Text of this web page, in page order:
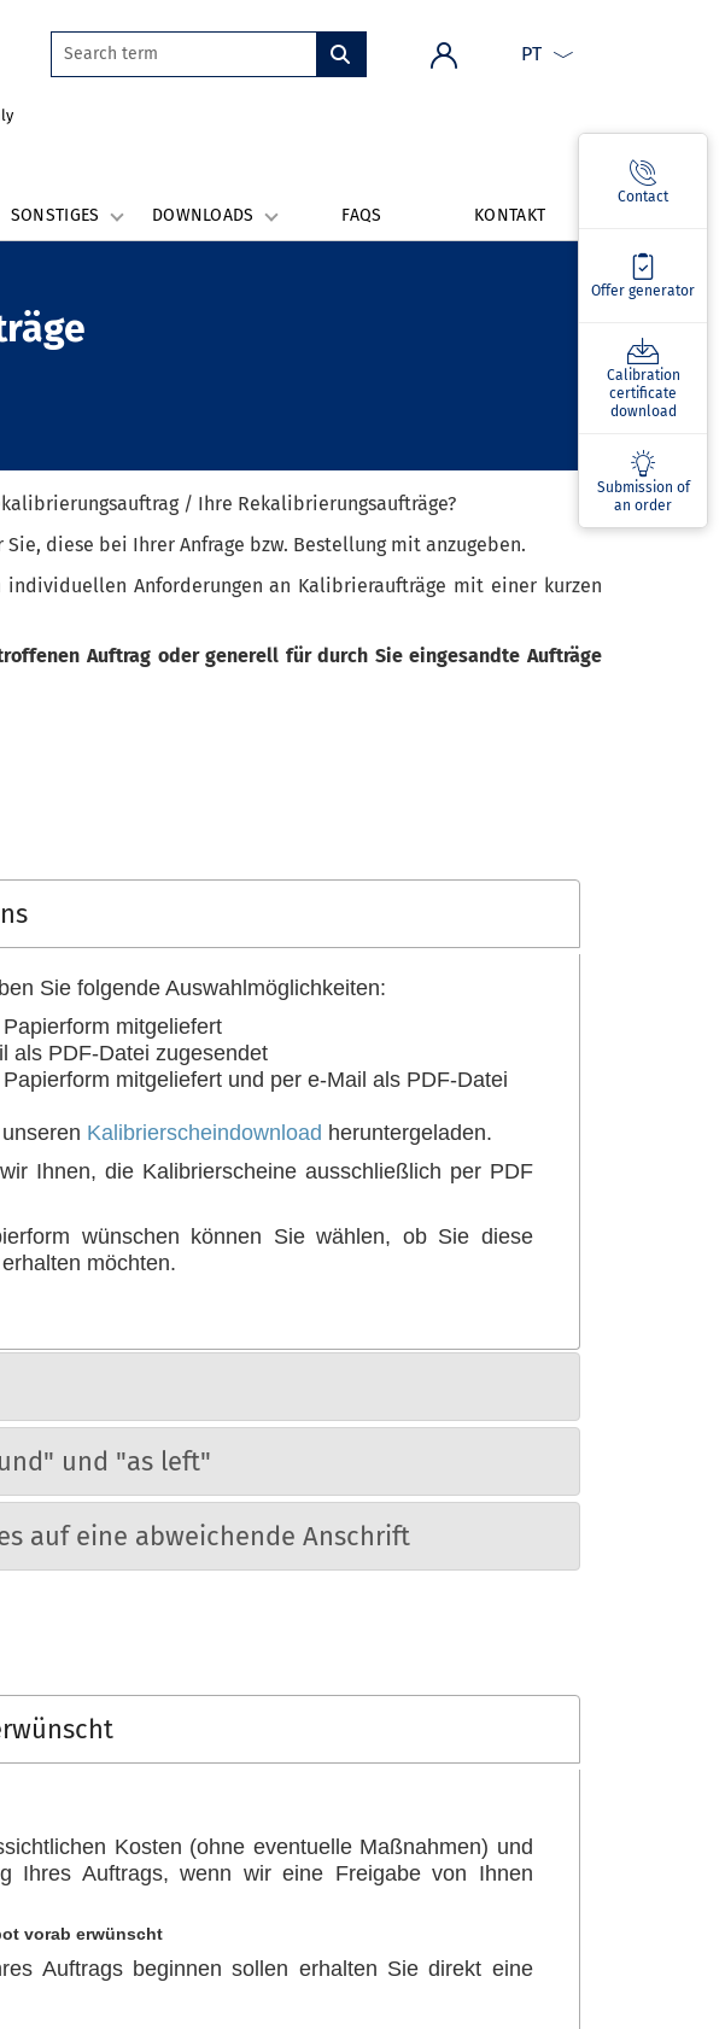
PT
Contact
Offer generator
Calibration
certificate
download
Submission of
an order
SONSTIGES DOWNLOADS FAQS KONTAKT
/ Ihre Rekalibrierungsaufträge?
diese bei Ihrer Anfrage bzw. Bestellung mit anzugeben.
Anforderungen an Kalibrieraufträge mit einer kurzen
Auftrag oder generell für durch Sie eingesandte Aufträge
Sie folgende Auswahlmöglichkeiten:
mitgeliefert
als PDF-Datei zugesendet
mitgeliefert und per e-Mail als PDF-Datei
Kalibrierscheindownload heruntergeladen.
Ihnen, die Kalibrierscheine ausschließlich per PDF
wünschen können Sie wählen, ob Sie diese
möchten.
und "as left"
auf eine abweichende Anschrift
Kosten (ohne eventuelle Maßnahmen) und
Ihres Auftrags, wenn wir eine Freigabe von Ihnen
vorab erwünscht
Auftrags beginnen sollen erhalten Sie direkt eine